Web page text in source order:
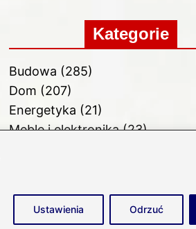
Ustawienia Odrzuć
Kategorie
Budowa (285)
Dom (207)
Energetyka (21)
Meble i elektronika(23)